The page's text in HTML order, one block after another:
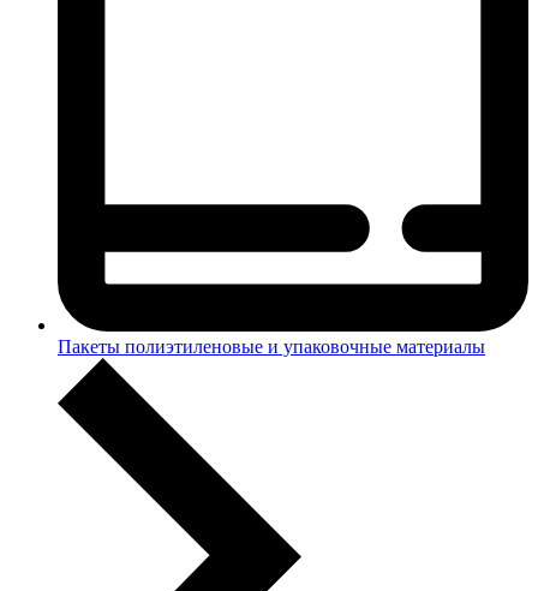
Пакеты полиэтиленовые и упаковочные материалы